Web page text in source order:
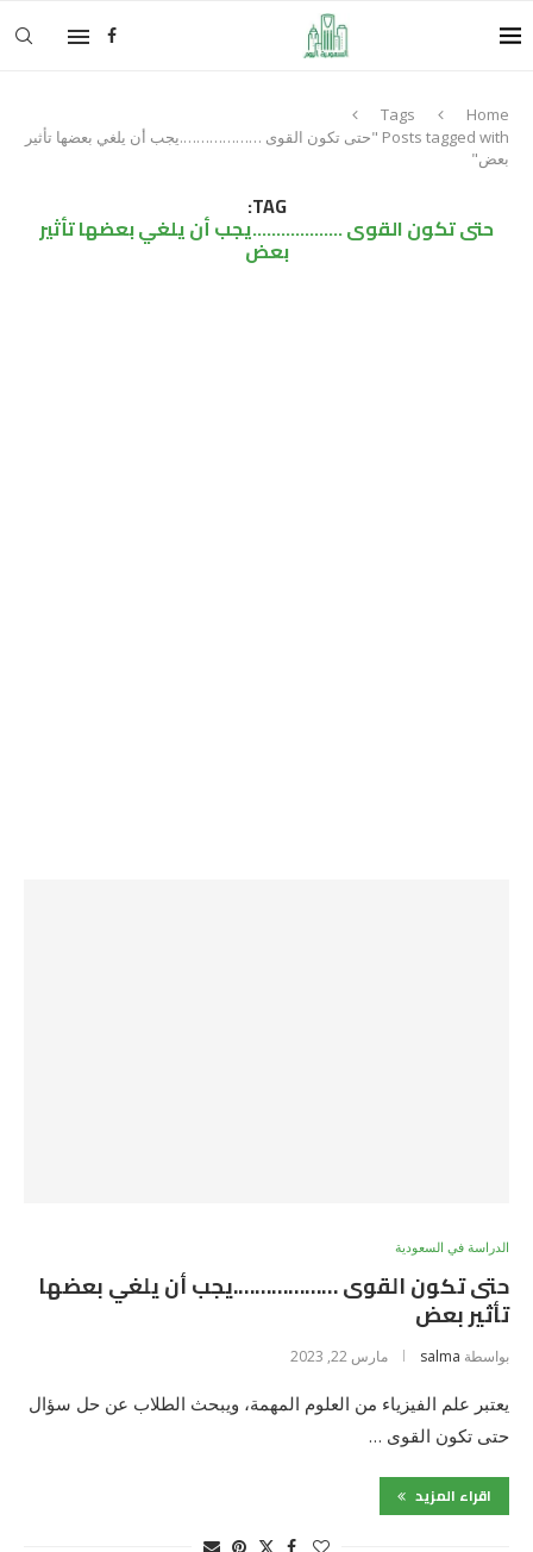
Home
Tags
Posts tagged with "حتى تكون القوى ……………….يجب أن يلغي بعضها تأثير
بعض"
TAG:
حتى تكون القوى ……………….يجب أن يلغي بعضها تأثير
بعض
الدراسة في السعودية
حتى تكون القوى ……………….يجب أن يلغي بعضها
تأثير بعض
بواسطة salma مارس 22, 2023
يعتبر علم الفيزياء من العلوم المهمة، ويبحث الطلاب عن حل سؤال
حتى تكون القوى …
اقراء المزيد